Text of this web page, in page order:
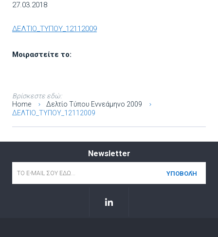
27.03.2018
ΔΕΛΤΙΟ_ΤΥΠΟΥ_12112009
Μοιραστείτε το:
Βρίσκεστε εδώ:
Home
Δελτίο Τύπου Εννεάμηνο 2009
ΔΕΛΤΙΟ_ΤΥΠΟΥ_12112009
Newsletter